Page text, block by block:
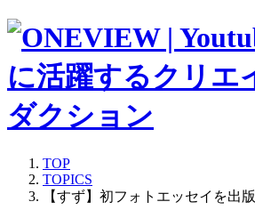
TOP
TOPICS
【すず】初フォトエッセイを出版